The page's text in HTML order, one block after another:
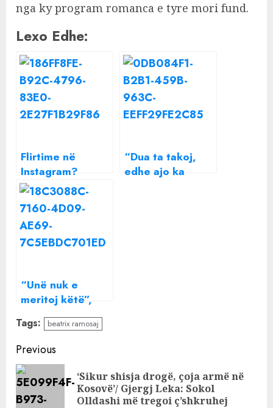
nga ky program romanca e tyre mori fund.
Lexo Edhe:
Flirtime në
Instagram?
Këngëtari bën
deklaratën e
papritur për
Beatrix: Zemrën e
lënduar nga
“Dua ta takoj,
edhe ajo ka
“Unë nuk e
meritoj këtë”,
Beatrix shfaqet e
përlotur, flet për
sulmet online dhe
bën
paralajmërimin e
fortë
Tags: beatrix ramosaj
Continue
Reading
Previous
‘Sikur shisja drogë, çoja armë në
Kosovë’/ Gjergj Leka: Sokol
Olldashi më tregoi ç’shkruhej